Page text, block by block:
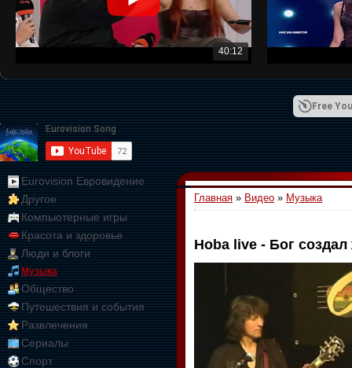
40:12
Free
Eurovision Евровидение
Другое
Компьютерные игры
Красота и здоровье
Люди и блоги
Музыка
Общество
Путешествия и события
Развлечения
Сериалы
Спорт
Главная » Видео » Музыка
Hoba live - Бог